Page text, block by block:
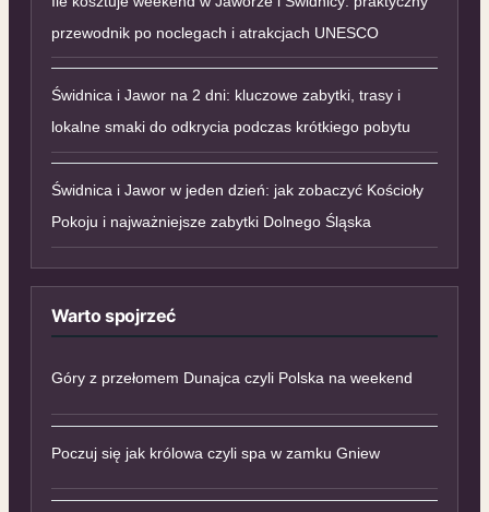
przewodnik po noclegach i atrakcjach UNESCO
Świdnica i Jawor na 2 dni: kluczowe zabytki, trasy i
lokalne smaki do odkrycia podczas krótkiego pobytu
Świdnica i Jawor w jeden dzień: jak zobaczyć Kościoły
Pokoju i najważniejsze zabytki Dolnego Śląska
Warto spojrzeć
Góry z przełomem Dunajca czyli Polska na weekend
Poczuj się jak królowa czyli spa w zamku Gniew